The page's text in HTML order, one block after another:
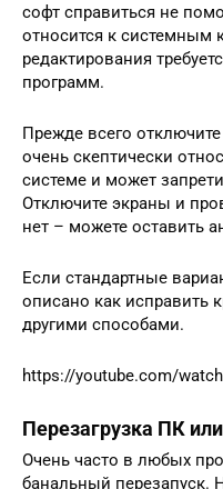
софт справиться не
относится к системным
редактирования
программ.
Прежде всего
очень скептически
системе и может
Отключите экраны и
нет – можете оставить
Если стандартные
описано как исправить
другими способами.
https://youtube.com/
Перезагрузка ПК
Очень часто в любых
банальный перезапуск.